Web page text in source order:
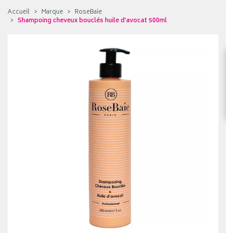
Accueil Marque
RoseBaie
Shampoing cheveux bouclés huile d'avocat 500ml